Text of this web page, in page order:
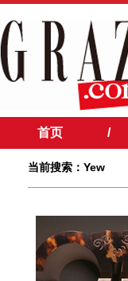
首页 /
当前搜索：Yew